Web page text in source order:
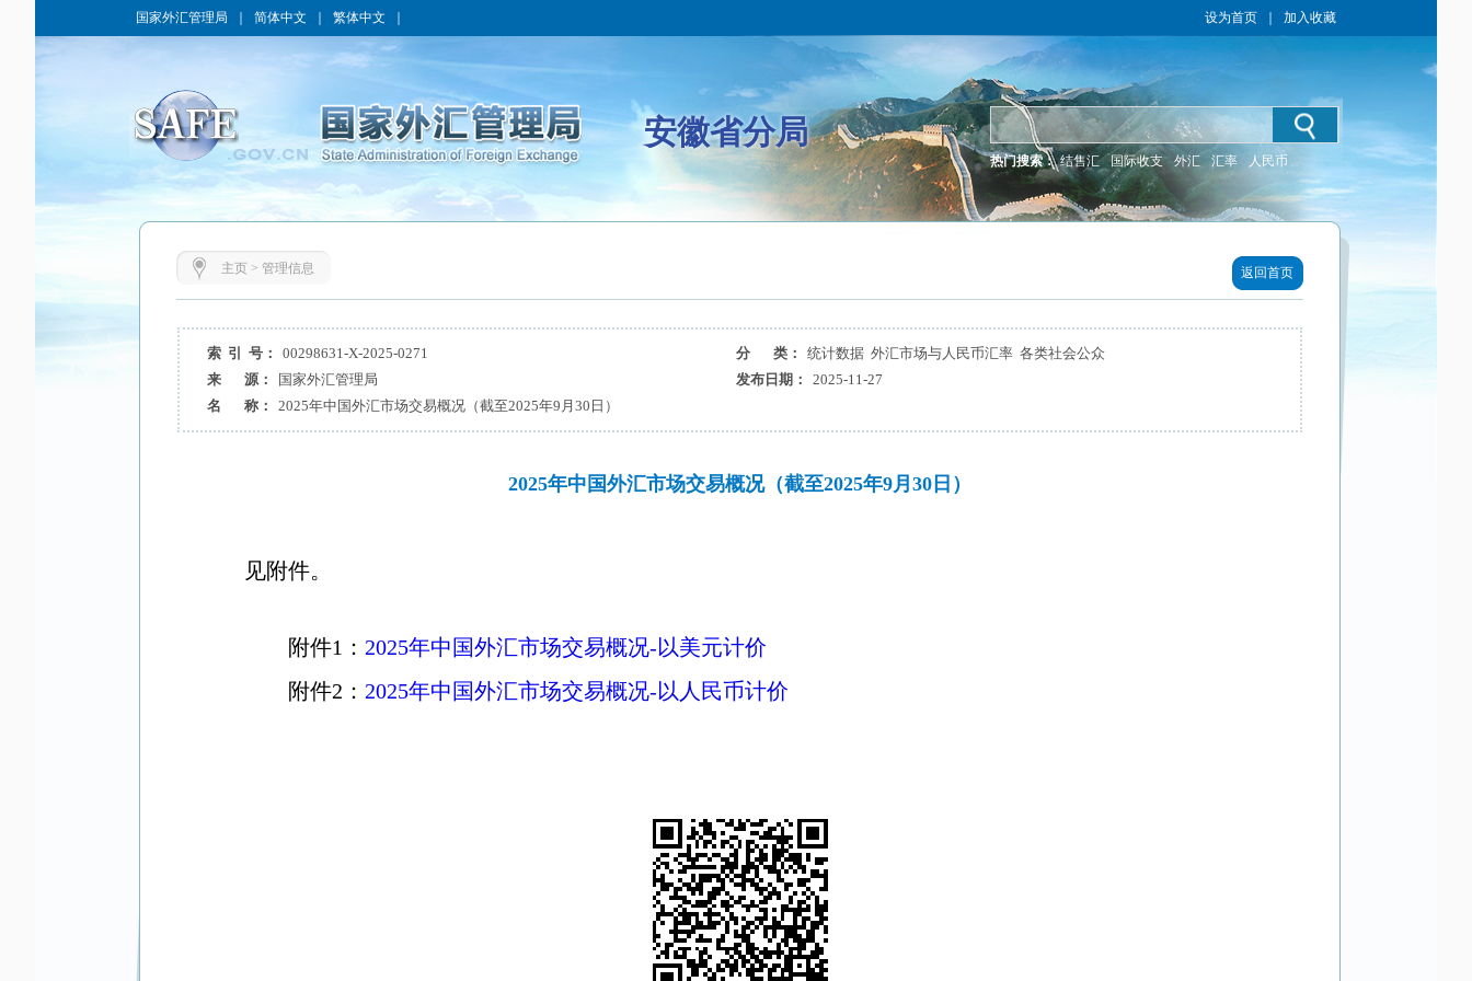
国家外汇管理局 简体中文 繁体中文 设为首页 加入收藏
安徽省分局
热门搜索： 结售汇 国际收支 外汇 汇率 人民币
主页> 管理信息 返回首页
索 引 号： 00298631-X-2025-0271 分 类：
统计数据 外汇市场与人民币汇率 各类社会公众
来 源：
国家外汇管理局 发布日期：
2025-11-27
名 称：
2025年中国外汇市场交易概况（截至2025年9月30日）
2025年中国外汇市场交易概况（截至2025年9月30日）
见附件。
附件1： 2025年中国外汇市场交易概况-以美元计价
附件2： 2025年中国外汇市场交易概况-以人民币计价